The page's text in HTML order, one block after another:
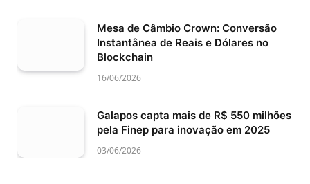
Mesa de Câmbio Crown: Conversão
Instantânea de Reais e Dólares no
Blockchain
16/06/2026
Galapos capta mais de R$ 550 milhões
pela Finep para inovação em 2025
03/06/2026